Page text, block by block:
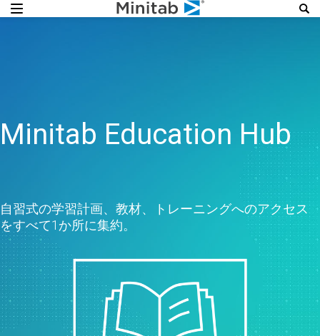
Minitab Education Hub
自習式の学習計画、教材、トレーニングへのアクセス
をすべて1か所に集約。